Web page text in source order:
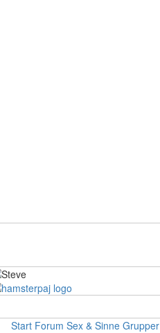
Start Forum Sex & Sinne Grupper